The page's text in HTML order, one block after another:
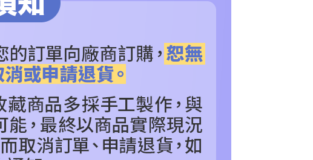
交易，需依本服務之必要範圍內提供個人資料，並將交易相關給付款項請
求債權轉讓予恩沛科技股份有限公司。
３．未成年的使用者請事先徵得法定代理人或監護人之同意方可使用
「AFTEE先享後付」，若未經同意申辦者引起之損失，本公司不負相關責
任。
４．使用「AFTEE先享後付」時，將依據個別帳號之用戶狀況，依本公司
結果請求用戶進行身份認證。
５．嚴禁一人註冊多個帳號或使用他人資訊註冊。若發現惡意使用之情
形，恩沛科技股份有限公司將有權停止該用戶之使用額度並採取法律行
動。
依產品類別 收藏品